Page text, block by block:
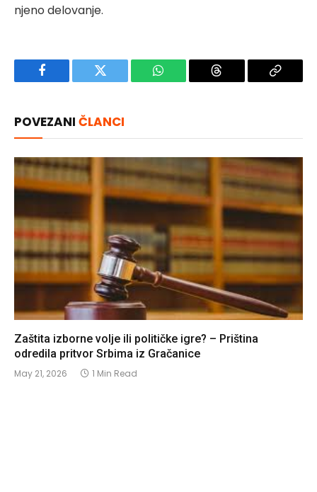
njeno delovanje.
Facebook Twitter WhatsApp Threads
Copy
POVEZANI ČLANCI
Zaštita izborne volje ili političke igre? – Priština
odredila pritvor Srbima iz Gračanice
May 21, 2026 1 Min Read